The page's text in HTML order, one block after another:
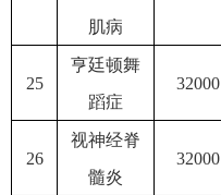
肌病
25
亨廷顿舞
蹈症
32000
26
视神经脊
髓炎
32000